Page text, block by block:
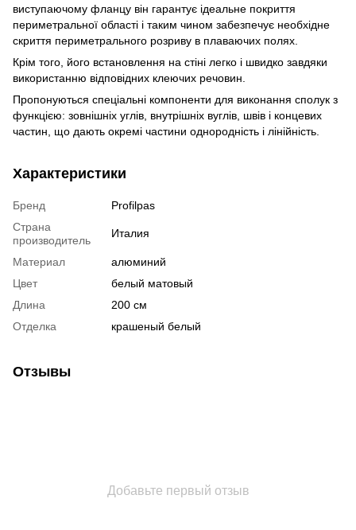
виступаючому фланцу він гарантує ідеальне покриття
периметральної області і таким чином забезпечує необхідне
скриття периметрального розриву в плаваючих полях.
Крім того, його встановлення на стіні легко і швидко завдяки
використанню відповідних клеючих речовин.
Пропонуються спеціальні компоненти для виконання сполук з
функцією: зовнішніх углів, внутрішніх вуглів, швів і концевих
частин, що дають окремі частини однородність і лінійність.
Характеристики
Бренд
Profilpas
Страна
производитель
Италия
Материал
алюминий
Цвет
белый матовый
Длина
200 см
Отделка
крашеный белый
Отзывы
Добавьте первый отзыв